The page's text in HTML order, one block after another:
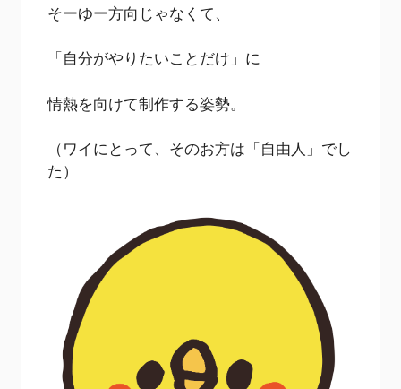
そーゆー方向じゃなくて、
「自分がやりたいことだけ」に
情熱を向けて制作する姿勢。
（ワイにとって、そのお方は「自由人」でし
た）